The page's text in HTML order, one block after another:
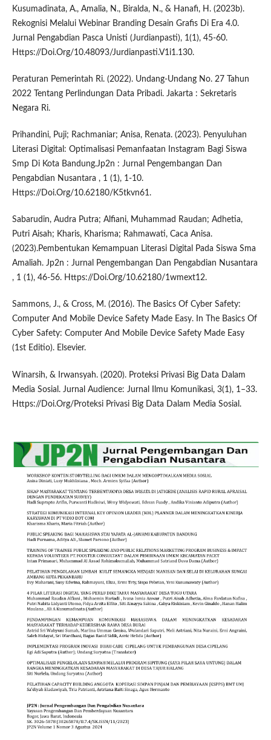
Kusumadinata, A., Amalia, N., Biralda, N., & Hanafi, H. (2023b).
Rekognisi Melalui Webinar Branding Desain Grafis Di Era 4.0.
Jurnal Pengabdian Pasca Unisti (Jurdianpasti), 1(1), 45-60.
Https://Doi.Org/10.48093/Jurdianpasti.V1i1.130.
Peraturan Pemerintah Ri. (2022). Undang-Undang No. 27 Tahun
2022 Tentang Perlindungan Data Pribadi. Jakarta : Sekretaris
Negara Ri.
Prihandini, Puji; Rachmaniar; Anisa, Renata. (2023). Penyuluhan
Literasi Digital: Optimalisasi Pemanfaatan Instagram Bagi Siswa
Smp Di Kota Bandung.Jp2n : Jurnal Pengembangan Dan
Pengabdian Nusantara , 1 (1), 1-10.
Https://Doi.Org/10.62180/K5tkvn61.
Sabarudin, Audra Putra; Alfiani, Muhammad Raudan; Adhetia,
Putri Aisah; Kharis, Kharisma; Rahmawati, Caca Anisa.
(2023).Pembentukan Kemampuan Literasi Digital Pada Siswa Sma
Amaliah. Jp2n : Jurnal Pengembangan Dan Pengabdian Nusantara
, 1 (1), 46-56. Https://Doi.Org/10.62180/1wmext12.
Sammons, J., & Cross, M. (2016). The Basics Of Cyber Safety:
Computer And Mobile Device Safety Made Easy. In The Basics Of
Cyber Safety: Computer And Mobile Device Safety Made Easy
(1st Editio). Elsevier.
Winarsih, & Irwansyah. (2020). Proteksi Privasi Big Data Dalam
Media Sosial. Jurnal Audience: Jurnal Ilmu Komunikasi, 3(1), 1–33.
Https://Doi.Org/Proteksi Privasi Big Data Dalam Media Sosial.